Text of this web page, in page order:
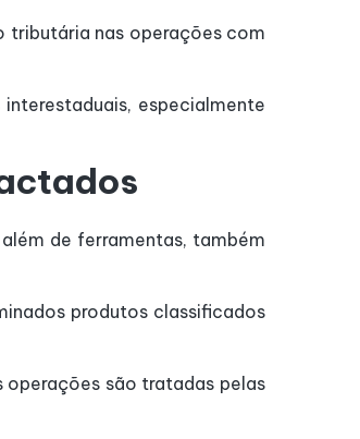
tributária nas operações com
especialmente
de ferramentas, também
produtos classificados
são tratadas pelas